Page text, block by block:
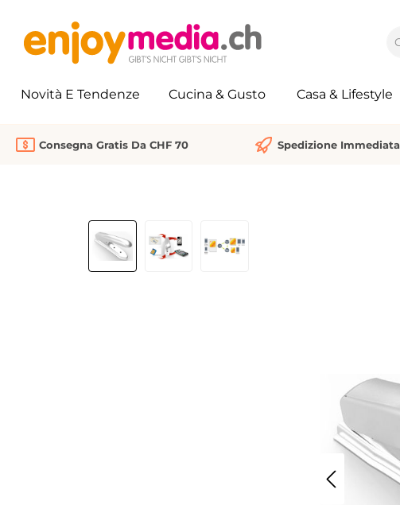
Novità E Tendenze Cucina & Gusto Casa & Lifestyle
Consegna Gratis Da CHF 70 Spedizione Immediata
Salta la galleria di immagini